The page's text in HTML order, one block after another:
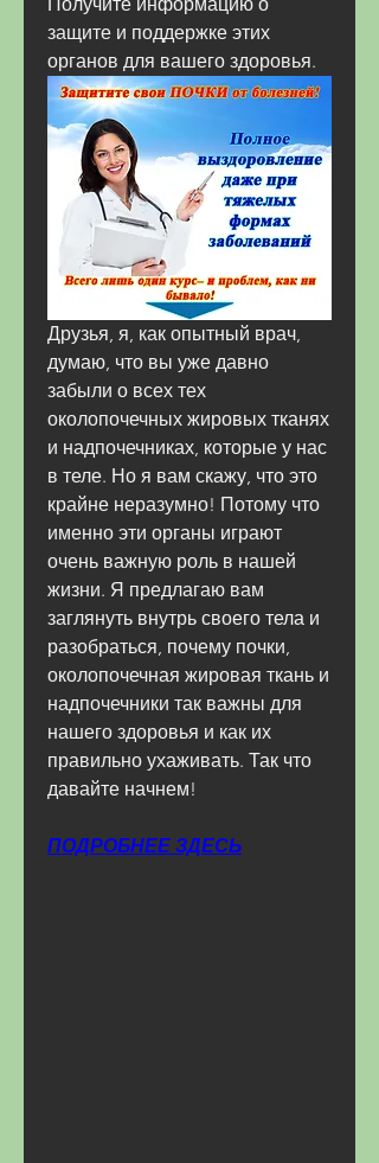
защите и поддержке этих
органов для вашего здоровья.
Друзья, я, как опытный врач,
думаю, что вы уже давно
забыли о всех тех
околопочечных жировых тканях
и надпочечниках, которые у нас
в теле. Но я вам скажу, что это
крайне неразумно! Потому что
именно эти органы играют
очень важную роль в нашей
жизни. Я предлагаю вам
заглянуть внутрь своего тела и
разобраться, почему почки,
околопочечная жировая ткань и
надпочечники так важны для
нашего здоровья и как их
правильно ухаживать. Так что
давайте начнем!
ПОДРОБНЕЕ ЗДЕСЬ